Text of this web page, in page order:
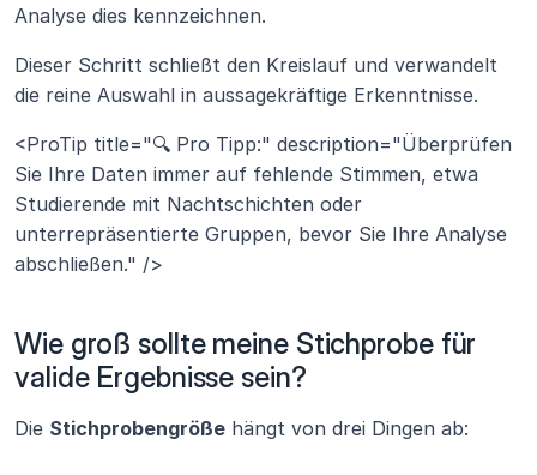
Analyse dies kennzeichnen.
Dieser Schritt schließt den Kreislauf und verwandelt
die reine Auswahl in aussagekräftige Erkenntnisse.
<ProTip title="🔍 Pro Tipp:" description="Überprüfen
Sie Ihre Daten immer auf fehlende Stimmen, etwa
Studierende mit Nachtschichten oder
unterrepräsentierte Gruppen, bevor Sie Ihre Analyse
abschließen." />
Wie groß sollte meine Stichprobe für
valide Ergebnisse sein?
Die Stichprobengröße hängt von drei Dingen ab: